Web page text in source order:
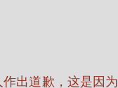
出道歉，这是因为